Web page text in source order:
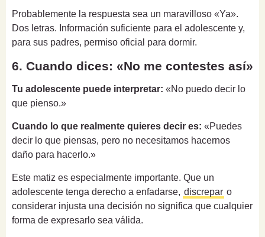
Probablemente la respuesta sea un maravilloso «Ya».
Dos letras. Información suficiente para el adolescente y,
para sus padres, permiso oficial para dormir.
6. Cuando dices: «No me contestes así»
Tu adolescente puede interpretar: «No puedo decir lo
que pienso.»
Cuando lo que realmente quieres decir es: «Puedes
decir lo que piensas, pero no necesitamos hacernos
daño para hacerlo.»
Este matiz es especialmente importante. Que un
adolescente tenga derecho a enfadarse, discrepar o
considerar injusta una decisión no significa que cualquier
forma de expresarlo sea válida.